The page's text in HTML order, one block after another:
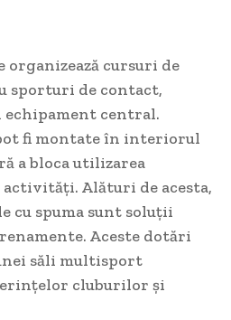
cursuri de
sporturi de contact,
central.
fi montate în interiorul
a bloca utilizarea
Alături de acesta,
cu spuma sunt soluții
Aceste dotări
săli multisport
cluburilor și